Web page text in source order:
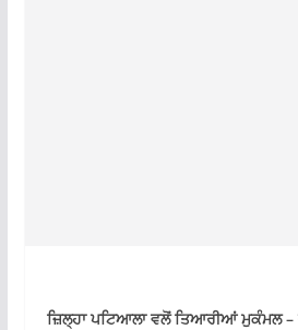
ਜ਼ਿਲ੍ਹਾ ਪਟਿਆਲਾ ਵਲੋਂ ਤਿਆਰੀਆਂ ਮੁਕੰਮਲ –